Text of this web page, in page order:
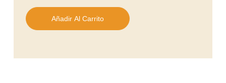
Añadir Al Carrito